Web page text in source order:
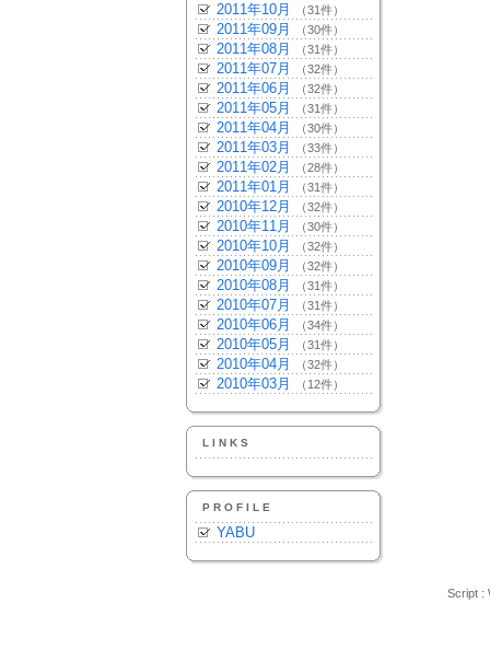
2011年10月 （31件）
2011年09月 （30件）
2011年08月 （31件）
2011年07月 （32件）
2011年06月 （32件）
2011年05月 （31件）
2011年04月 （30件）
2011年03月 （33件）
2011年02月 （28件）
2011年01月 （31件）
2010年12月 （32件）
2010年11月 （30件）
2010年10月 （32件）
2010年09月 （32件）
2010年08月 （31件）
2010年07月 （31件）
2010年06月 （34件）
2010年05月 （31件）
2010年04月 （32件）
2010年03月 （12件）
LINKS
PROFILE
YABU
Script :